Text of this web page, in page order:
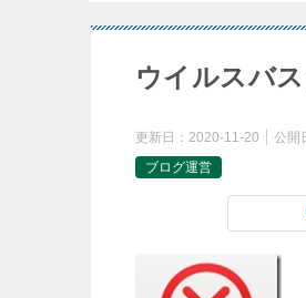
ウイルスバ
更新日： 2020-11-20 公開
ブログ運営